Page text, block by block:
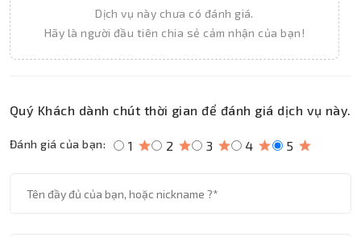
Dịch vụ này chưa có đánh giá.
Hãy là người đầu tiên chia sẻ cảm nhận của bạn!
Quý Khách dành chút thời gian để đánh giá dịch vụ này.
Đánh giá của bạn: 1 2 3 4 5